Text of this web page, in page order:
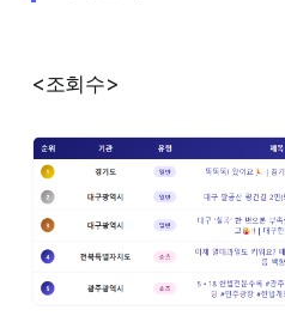
<조회수>